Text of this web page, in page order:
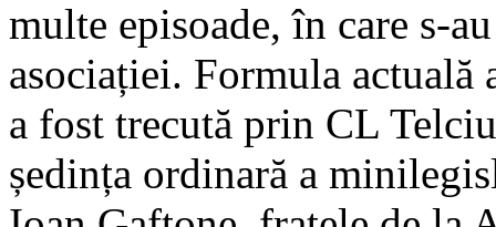
multe episoade, în care s-
asociației. Formula
a fost trecută prin CL
ședința ordinară a